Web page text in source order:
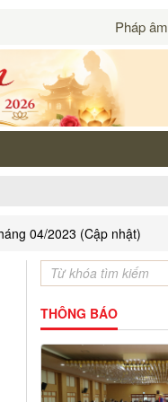
Pháp âm
04/2023 (Cập nhật)
THÔNG BÁO